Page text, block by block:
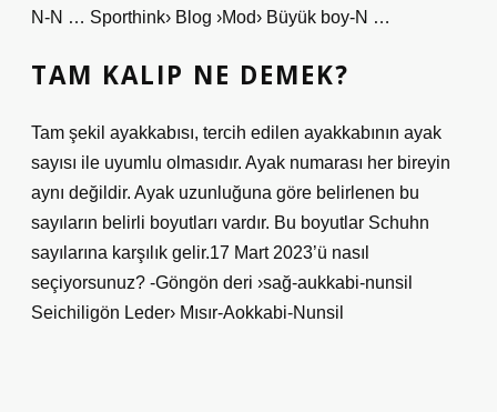
N-N … Sporthink› Blog ›Mod› Büyük boy-N …
TAM KALIP NE DEMEK?
Tam şekil ayakkabısı, tercih edilen ayakkabının ayak
sayısı ile uyumlu olmasıdır. Ayak numarası her bireyin
aynı değildir. Ayak uzunluğuna göre belirlenen bu
sayıların belirli boyutları vardır. Bu boyutlar Schuhn
sayılarına karşılık gelir.17 Mart 2023’ü nasıl
seçiyorsunuz? -Göngön deri ›sağ-aukkabi-nunsil
Seichiligön Leder› Mısır-Aokkabi-Nunsil